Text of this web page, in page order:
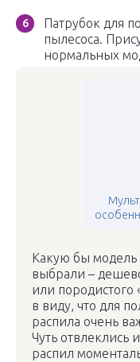
Патрубок для
пылесоса.
нормальных
Какую бы модель
выбрали –
или породистого
в виду, что для
распила очень
Чуть отвлеклись
распил